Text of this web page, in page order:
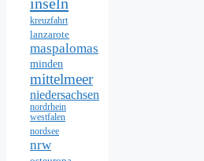
kreuzfahrt
lanzarote
maspalomas
minden
mittelmeer
niedersachsen
nordrhein
westfalen
nordsee
nrw